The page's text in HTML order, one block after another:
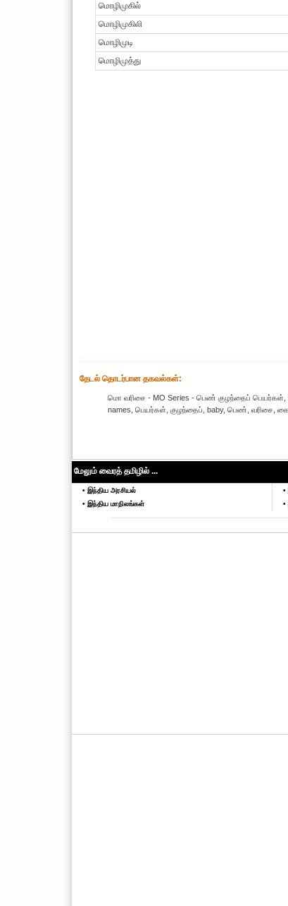
மொழிமுகில்
மொழிமுகிலி
மொழிமுடி
மொழிமுத்து
தேட‌ல் தொட‌ர்பான தகவ‌ல்க‌ள்:
மொ வரிசை - MO Series - பெண் குழந்தைப் பெயர்கள்,
names, பெயர்கள், குழந்தைப், baby, பெண், வரிசை,
மேலும் வைரத் தமிழில் ...
• இந்திய அரசியல்
• இந்திய மாநிலங்கள்